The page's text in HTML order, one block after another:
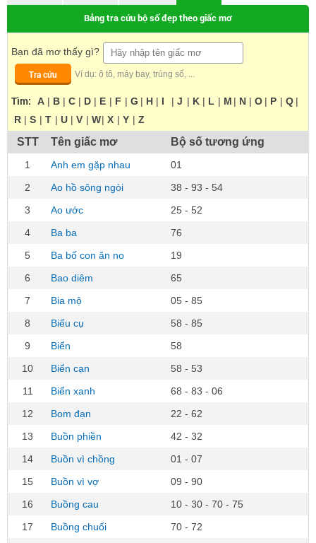
Bảng tra cứu bộ số đẹp theo giấc mơ
Bạn đã mơ thấy gì?
Tra cứu
Ví dụ: ô tô, máy bay, trúng số, ...
Tìm: A | B | C | D | E | F | G | H | I | J | K | L | M | N | O | P | Q |
R | S | T | U | V | W| X | Y | Z
STT Tên giấc mơ Bộ số tương ứng
1 Anh em gặp nhau
01
2
Ao hồ sông ngòi
38 - 93 - 54
3
Ao ước
25 - 52
4
Ba ba
76
5
Ba bố con ăn no
19
6
Bao diêm
65
7
Bia mộ
05 - 85
8
Biếu cụ
58 - 85
9
Biển
58
10
Biển cạn
58 - 53
11
Biển xanh
68 - 83 - 06
12
Bom đạn
22 - 62
13
Buồn phiền
42 - 32
14
Buồn vì chồng
01 - 07
15
Buồn vì vợ
09 - 90
16
Buồng cau
10 - 30 - 70 - 75
17
Buồng chuối
70 - 72